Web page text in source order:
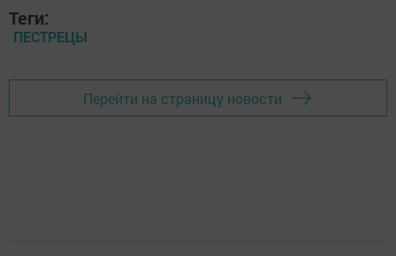
Теги:
ПЕСТРЕЦЫ
Перейти на страницу новости